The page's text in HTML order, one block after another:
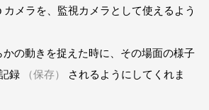
カメラを、監視カメラとして使えるよう
かの動きを捉えた時に、その場面の様子
録
（保存）
されるようにしてくれま